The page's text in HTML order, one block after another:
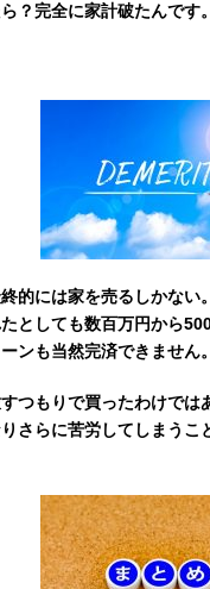
？完全に家計破たんです。
的には家を売るしかな
としても数百万円から
ンも当然完済できません。
つもりで買ったわけでは
さらに苦労してしまうこ